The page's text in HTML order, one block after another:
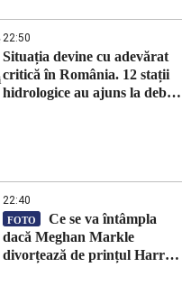
22:50
Situația devine cu adevărat
critică în România. 12 stații
hidrologice au ajuns la debit
22:40
FOTO
Ce se va întâmpla
dacă Meghan Markle
divorțează de prințul Harry.